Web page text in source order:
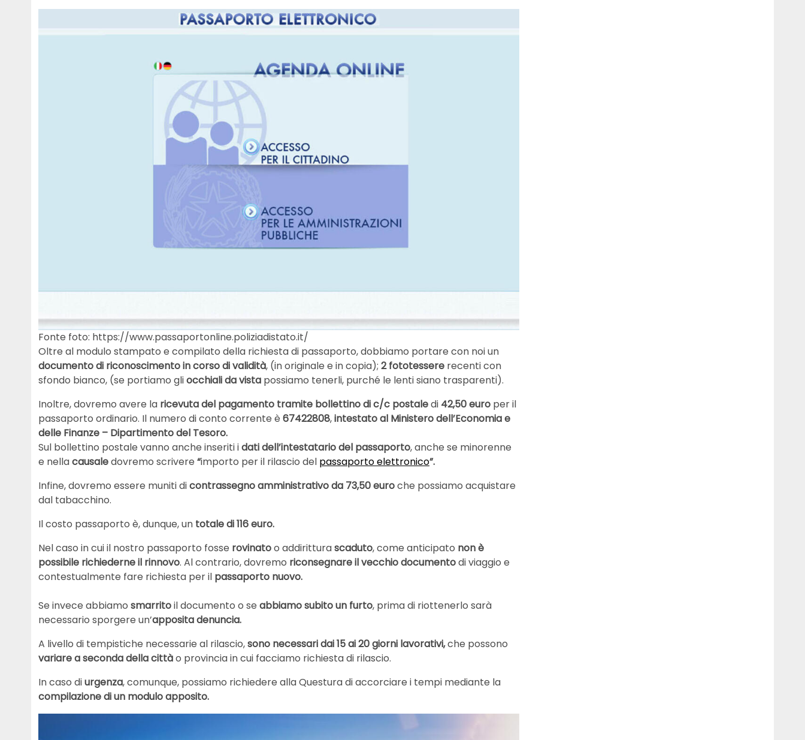
Fonte foto: https://www.passaportonline.poliziadistato.it/
Oltre al modulo stampato e compilato della richiesta di passaporto, dobbiamo portare con noi un
documento di riconoscimento in corso di validità, (in originale e in copia); 2 fototessere recenti con
sfondo bianco, (se portiamo gliocchiali da vista possiamo tenerli, purché le lenti siano trasparenti).
Inoltre, dovremo avere la ricevuta del pagamento tramite bollettino di c/c postaledi 42,50 euro per il
passaporto ordinario. Il numero di conto corrente è 67422808,intestato al Ministero dell’Economia e
delle Finanze – Dipartimento del Tesoro.
Sul bollettino postale vanno anche inseriti idati dell’intestatario del passaporto, anche se minorenne
e nellacausaledovremo scrivere “importo per il rilascio del passaporto elettronico”.
Infine, dovremo essere muniti dicontrassegno amministrativo da 73,50 euroche possiamo acquistare
dal tabacchino.
Il costo passaporto è, dunque, un totale di 116 euro.
Nel caso in cui il nostro passaporto fosse rovinatoo addiritturascaduto, come anticipato non è
possibile richiederne il rinnovo. Al contrario, dovremo riconsegnare il vecchio documentodi viaggio e
contestualmente fare richiesta per il passaporto nuovo.
Se invece abbiamo smarritoil documento o se abbiamo subito un furto, prima di riottenerlo sarà
necessario sporgere un’apposita denuncia.
A livello di tempistiche necessarie al rilascio,sono necessari dai 15 ai 20 giorni lavorativi,che possono
variare a seconda della cittào provincia in cui facciamo richiesta di rilascio.
In caso diurgenza, comunque, possiamo richiedere alla Questura di accorciare i tempi mediante la
compilazione di un modulo apposito.